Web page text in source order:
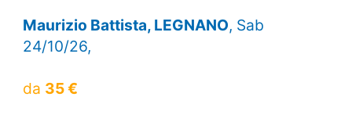
Maurizio Battista, LEGNANO, Sab
24/10/26,
da 35 €